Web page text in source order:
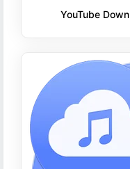
YouTube